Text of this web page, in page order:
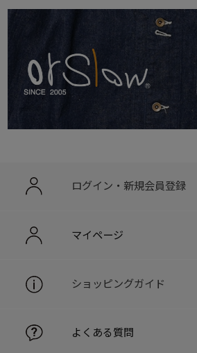
ログイン・新規会員登録
マイページ
ショッピングガイド
よくある質問